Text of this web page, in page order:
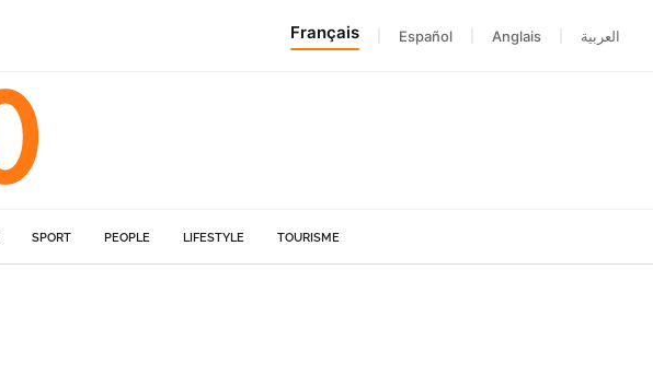
Français Español Anglais العربية
SPORT PEOPLE LIFESTYLE TOURISME